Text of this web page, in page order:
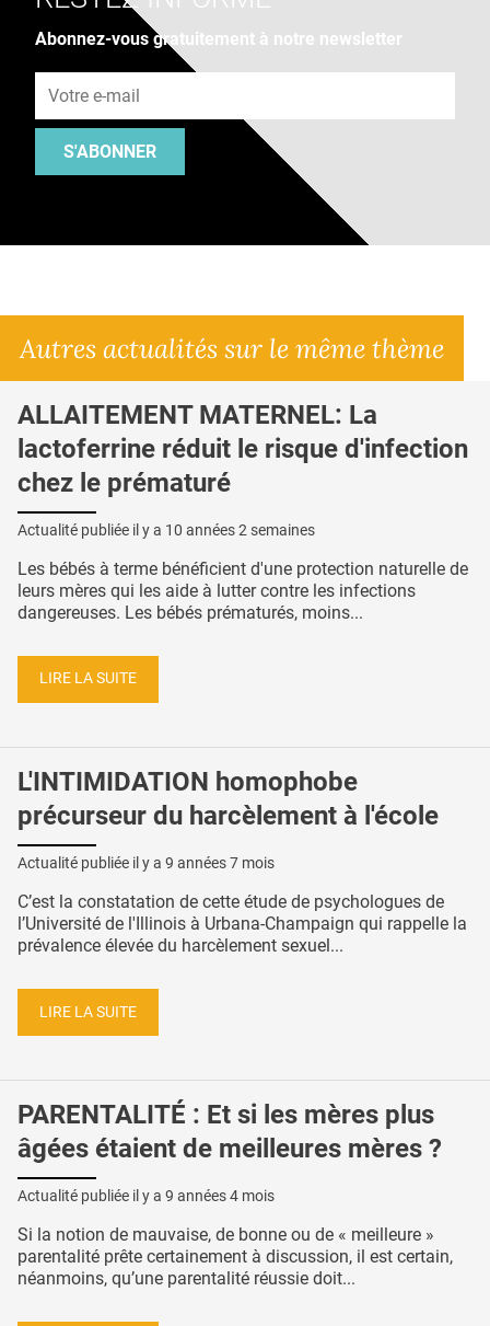
Abonnez-vous gratuitement à notre newsletter
S'ABONNER
Autres actualités sur le même thème
ALLAITEMENT MATERNEL: La
lactoferrine réduit le risque d'infection
chez le prématuré
Actualité publiée il y a 10 années 2 semaines
Les bébés à terme bénéficient d'une protection naturelle de
leurs mères qui les aide à lutter contre les infections
dangereuses. Les bébés prématurés, moins...
LIRE LA SUITE
L'INTIMIDATION homophobe
précurseur du harcèlement à l'école
Actualité publiée il y a 9 années 7 mois
C’est la constatation de cette étude de psychologues de
l’Université de l'Illinois à Urbana-Champaign qui rappelle la
prévalence élevée du harcèlement sexuel...
LIRE LA SUITE
PARENTALITÉ : Et si les mères plus
âgées étaient de meilleures mères ?
Actualité publiée il y a 9 années 4 mois
Si la notion de mauvaise, de bonne ou de « meilleure »
parentalité prête certainement à discussion, il est certain,
néanmoins, qu’une parentalité réussie doit...